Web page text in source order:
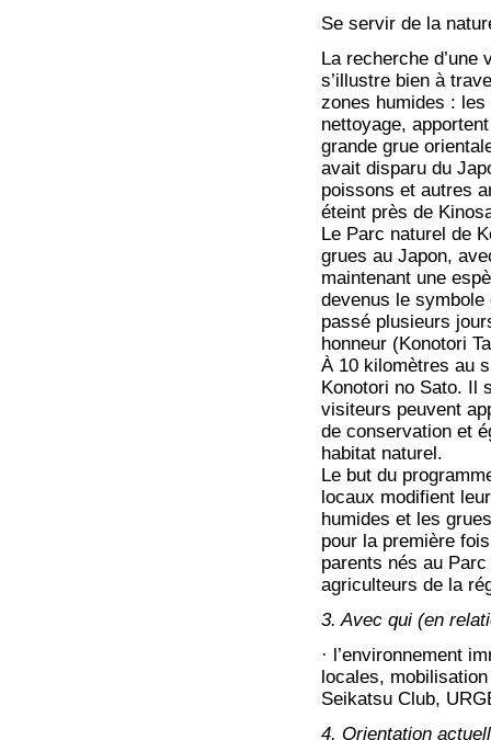
Se servir de la
La recherche
s’illustre bien à
zones humides :
nettoyage,
grande grue
avait disparu du
poissons et autres
éteint près de
Le Parc naturel de
grues au Japon,
maintenant une
devenus le symbole
passé plusieurs
honneur (Konotori
À 10 kilomètres au
Konotori no Sato. Il
visiteurs peuvent
de conservation et
habitat naturel.
Le but du
locaux modifient
humides et les
pour la première
parents nés au
agriculteurs de la
3. Avec qui (en
· l’environnement
locales,
Seikatsu Club,
4. Orientation